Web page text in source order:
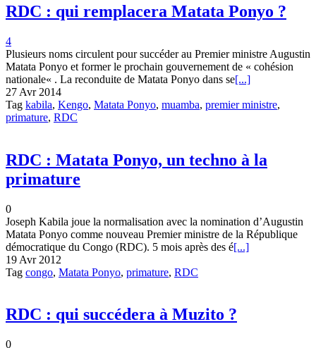
RDC : qui remplacera Matata Ponyo ?
4
Plusieurs noms circulent pour succéder au Premier ministre Augustin
Matata Ponyo et former le prochain gouvernement de « cohésion
nationale« . La reconduite de Matata Ponyo dans se[...]
27 Avr 2014
Tag kabila, Kengo, Matata Ponyo, muamba, premier ministre,
primature, RDC
RDC : Matata Ponyo, un techno à la
primature
0
Joseph Kabila joue la normalisation avec la nomination d’Augustin
Matata Ponyo comme nouveau Premier ministre de la République
démocratique du Congo (RDC). 5 mois après des é[...]
19 Avr 2012
Tag congo, Matata Ponyo, primature, RDC
RDC : qui succédera à Muzito ?
0